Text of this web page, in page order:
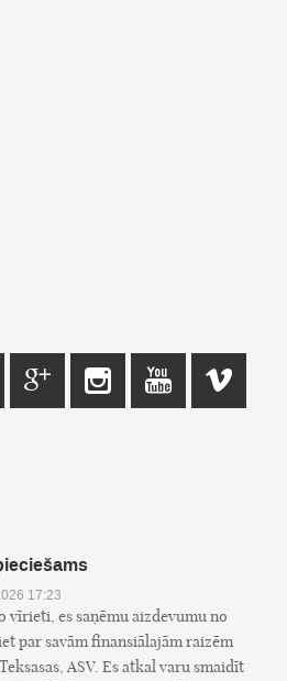
17:23
vīrieti, es saņēmu aizdevumu no
par savām finansiālajām raizēm
ASV. Es atkal varu smaidīt